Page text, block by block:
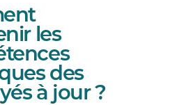
les
des
à jour ?